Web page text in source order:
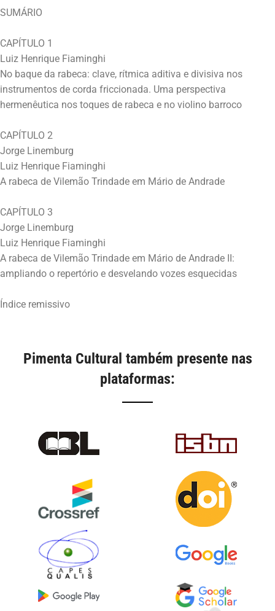
SUMÁRIO
CAPÍTULO 1
Luiz Henrique Fiaminghi
No baque da rabeca: clave, rítmica aditiva e divisiva nos
instrumentos de corda friccionada. Uma perspectiva
hermenêutica nos toques de rabeca e no violino barroco
CAPÍTULO 2
Jorge Linemburg
Luiz Henrique Fiaminghi
A rabeca de Vilemão Trindade em Mário de Andrade
CAPÍTULO 3
Jorge Linemburg
Luiz Henrique Fiaminghi
A rabeca de Vilemão Trindade em Mário de Andrade II:
ampliando o repertório e desvelando vozes esquecidas
Pimenta Cultural também presente nas
plataformas: